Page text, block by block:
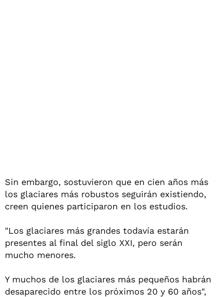
Sin embargo, sostuvieron que en cien años más
los glaciares más robustos seguirán existiendo,
creen quienes participaron en los estudios.
"Los glaciares más grandes todavía estarán
presentes al final del siglo XXI, pero serán
mucho menores.
Y muchos de los glaciares más pequeños habrán
desaparecido entre los próximos 20 y 60 años",